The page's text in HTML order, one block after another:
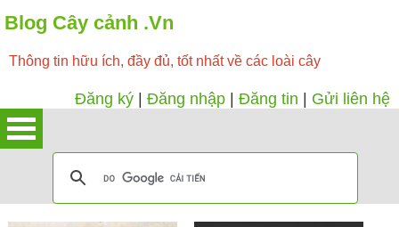
Blog Cây cảnh .Vn
Thông tin hữu ích, đầy đủ, tốt nhất về các loài cây
Đăng ký Đăng nhập Đăng tin Gửi liên hệ